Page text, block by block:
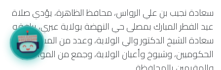
سعادة نجيب بن علي الرواس، محافظ الظاهرة، يؤدي صلاة
عيد الفطر المبارك بمصلى حي النهضة بولاية عبري، يرافقه
سعادة الشيخ الدكتور والي الولاية، وعدد من المسؤولين
الحكوميين، وشيوخ وأعيان الولاية، وجمع من المواطنين